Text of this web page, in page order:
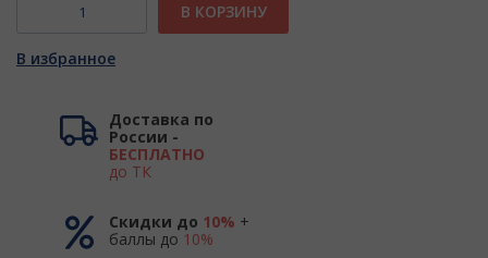
В КОРЗИНУ
В избранное
Доставка по
России -
БЕСПЛАТНО
до ТК
Скидки до 10% +
баллы до 10%